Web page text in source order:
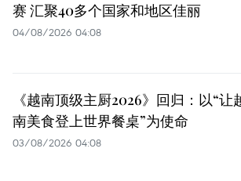
赛 汇聚40多个国家和地区佳丽
04/08/2026 04:08
《越南顶级主厨2026》回归：以“让
南美食登上世界餐桌”为使命
03/08/2026 04:08